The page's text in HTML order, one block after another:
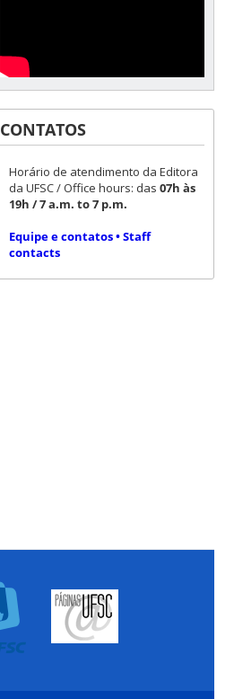
CONTATOS
Horário de atendimento da Editora
da UFSC / Office hours: das 07h às
19h / 7 a.m. to 7 p.m.
Equipe e contatos • Staff
contacts